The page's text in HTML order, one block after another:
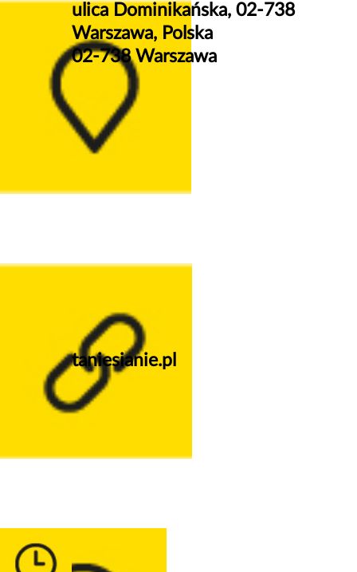
ulica Dominikańska, 02-738
Warszawa, Polska
02-738 Warszawa
taniesianie.pl